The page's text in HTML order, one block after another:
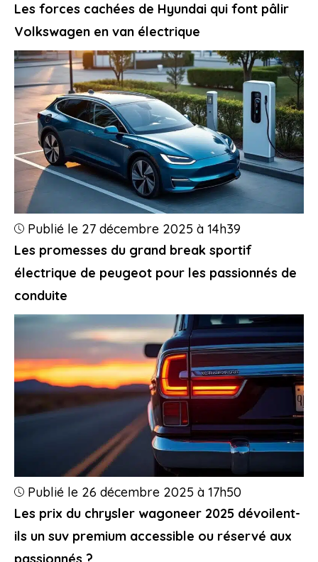
Les forces cachées de Hyundai qui font pâlir
Volkswagen en van électrique
Les promesses du grand break sportif
électrique de peugeot pour les passionnés de
conduite
Publié le 27 décembre 2025 à 14h39
Les prix du chrysler wagoneer 2025 dévoilent-
ils un suv premium accessible ou réservé aux
Publié le 26 décembre 2025 à 17h50